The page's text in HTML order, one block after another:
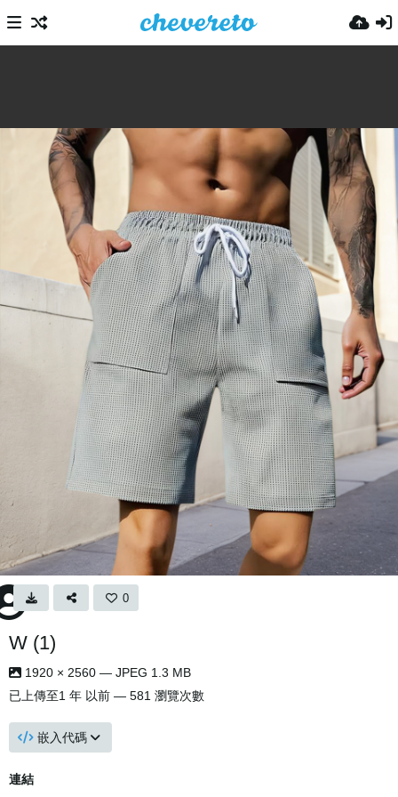
0
W (1)
1920 × 2560 — JPEG 1.3 MB
已上傳至1 年 以前 — 581 瀏覽次數
嵌入代碼
連結